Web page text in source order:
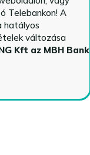
Telebankon! A
hatályos
változása
Kft az MBH Bank